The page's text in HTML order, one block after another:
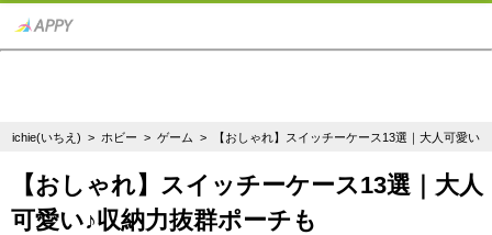
ichie(いちえ) > ホビー >ゲーム > 【おしゃれ】スイッチーケース13選｜大人可愛い♪
【おしゃれ】スイッチーケース13選｜大人
可愛い♪収納力抜群ポーチも